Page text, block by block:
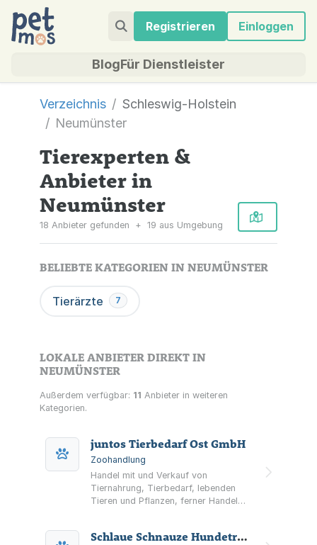
Registrieren Einloggen
BlogFür Dienstleister
Verzeichnis
Schleswig-Holstein
Neumünster
Tierexperten &
Anbieter in
Neumünster
18 Anbieter gefunden + 19 aus Umgebung
BELIEBTE KATEGORIEN IN NEUMÜNSTER
Tierärzte 7
LOKALE ANBIETER DIREKT IN
NEUMÜNSTER
Außerdem verfügbar: 11 Anbieter in weiteren
Kategorien.
juntos Tierbedarf Ost GmbH
Zoohandlung
Handel mit und Verkauf von
Tiernahrung, Tierbedarf, lebenden
Tieren und Pflanzen, ferner Handel
Vornahme aller damit im
Schlaue Schnauze Hundetraining